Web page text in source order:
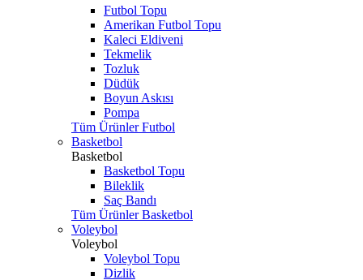
Futbol Topu
Amerikan Futbol Topu
Kaleci Eldiveni
Tekmelik
Tozluk
Düdük
Boyun Askısı
Pompa
Tüm Ürünler Futbol
Basketbol
Basketbol
Basketbol Topu
Bileklik
Saç Bandı
Tüm Ürünler Basketbol
Voleybol
Voleybol
Voleybol Topu
Dizlik